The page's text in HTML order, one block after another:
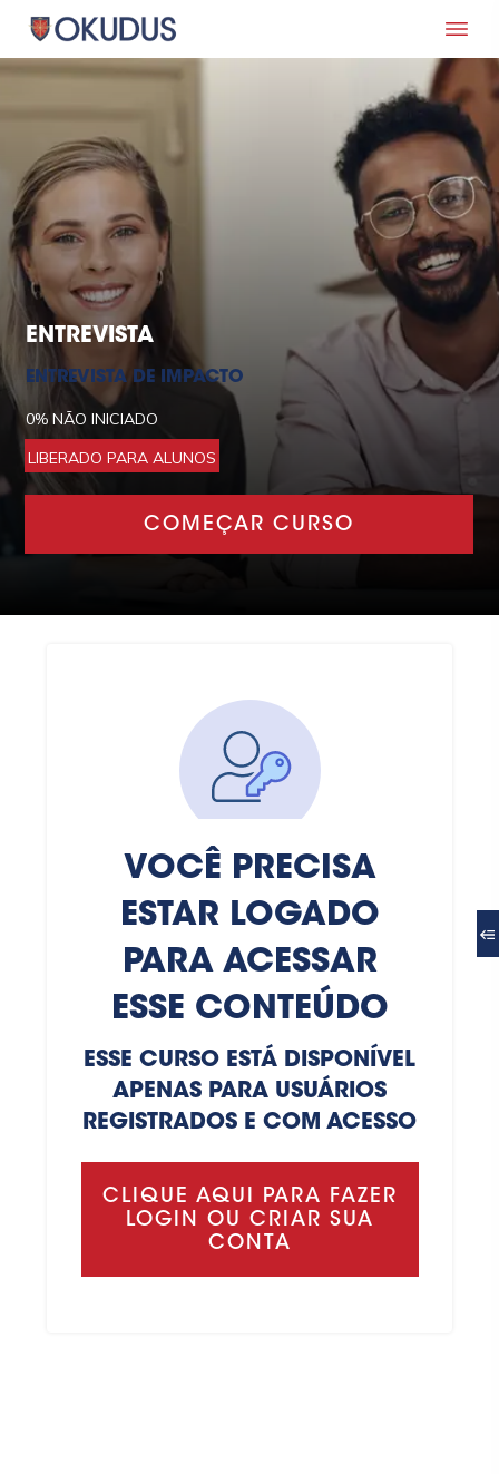
ENTREVISTA
ENTREVISTA DE IMPACTO
0% NÃO INICIADO
LIBERADO PARA ALUNOS
COMEÇAR CURSO
VOCÊ PRECISA
ESTAR LOGADO
PARA ACESSAR
ESSE CONTEÚDO
ESSE CURSO ESTÁ DISPONÍVEL
APENAS PARA USUÁRIOS
REGISTRADOS E COM ACESSO
CLIQUE AQUI PARA FAZER
LOGIN OU CRIAR SUA
CONTA